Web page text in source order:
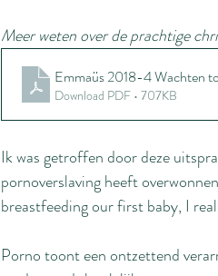
Meer weten over de prachtige
Emmaüs 2018-4 Wachten
Download PDF • 707KB
Ik was getroffen door deze
pornoverslaving heeft
breastfeeding our first baby, I
Porno toont een ontzettend